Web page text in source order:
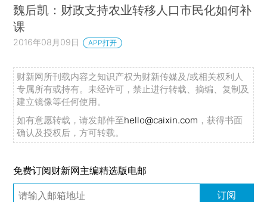
魏后凯：财政支持农业转移人口市民化如何补
课
2016年08月09日 APP打开
财新网所刊载内容之知识产权为财新传媒及/或相关权利人
专属所有或持有。未经许可，禁止进行转载、摘编、复制及
建立镜像等任何使用。
如有意愿转载，请发邮件至hello@caixin.com ，获得书面
确认及授权后，方可转载。
免费订阅财新网主编精选版电邮
订阅